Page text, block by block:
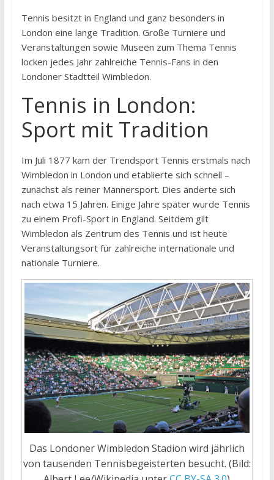
Tennis besitzt in England und ganz besonders in
London eine lange Tradition. Große Turniere und
Veranstaltungen sowie Museen zum Thema Tennis
locken jedes Jahr zahlreiche Tennis-Fans in den
Londoner Stadtteil Wimbledon.
Tennis in London:
Sport mit Tradition
Im Juli 1877 kam der Trendsport Tennis erstmals nach
Wimbledon in London und etablierte sich schnell –
zunächst als reiner Männersport. Dies änderte sich
nach etwa 15 Jahren. Einige Jahre später wurde Tennis
zu einem Profi-Sport in England. Seitdem gilt
Wimbledon als Zentrum des Tennis und ist heute
Veranstaltungsort für zahlreiche internationale und
nationale Turniere.
Das Londoner Wimbledon Stadion wird jährlich
von tausenden Tennisbegeisterten besucht. (Bild: